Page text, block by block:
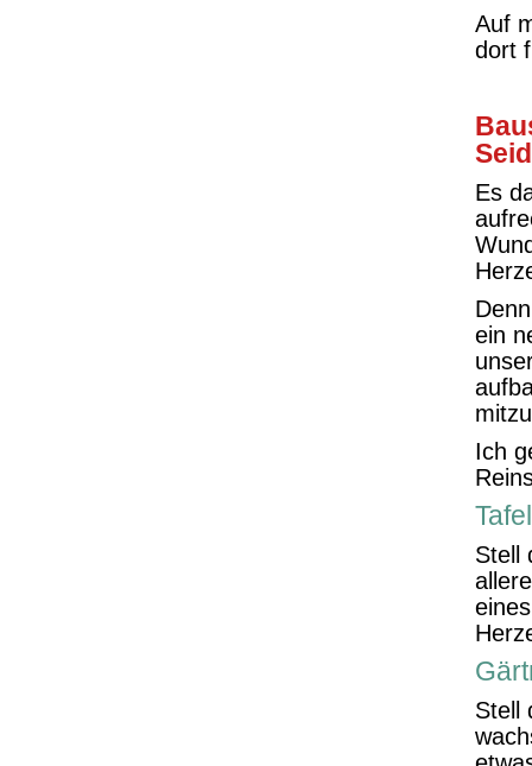
Auf
dort
Es
ein
Ich
Stell
Stell